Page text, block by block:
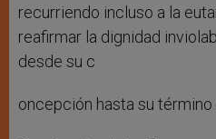
recurriendo incluso a la
reafirmar la dignidad
desde su c
oncepción hasta su término